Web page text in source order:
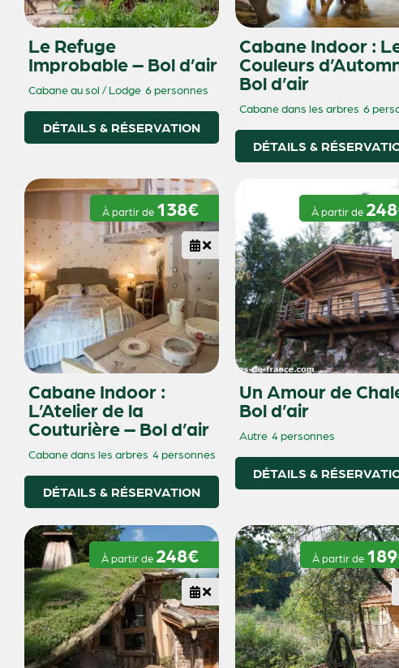
Le Refuge
Improbable – Bol d’air
Cabane au sol / Lodge 6 personnes
DÉTAILS & RÉSERVATION
Cabane Indoor :
Couleurs
Bol d’air
Cabane dans les arbres 6
DÉTAILS &
À partir de 138€
Cabane Indoor :
L’Atelier de la
Couturière – Bol d’air
Cabane dans les arbres 4 personnes
DÉTAILS & RÉSERVATION
À partir de
Un Amour de
Bol d’air
Autre 4 personnes
DÉTAILS &
À partir de 248€ À partir de